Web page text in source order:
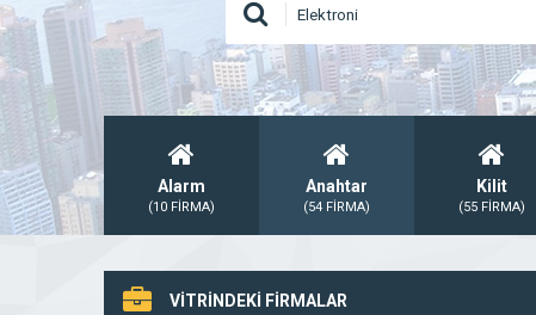
Alarm
(10 FİRMA)
Anahtar
(54 FİRMA)
Kilit
(55 FİRMA)
VİTRİNDEKİ FİRMALAR